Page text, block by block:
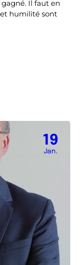
gagné. Il faut en
et humilité sont
19
Jan.